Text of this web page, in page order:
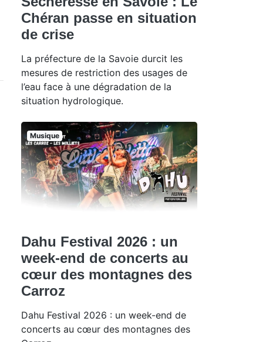
Chéran passe en situation
de crise
La préfecture de la Savoie durcit les
mesures de restriction des usages de
l’eau face à une dégradation de la
situation hydrologique.
Musique
Dahu Festival 2026 : un
week-end de concerts au
cœur des montagnes des
Carroz
Dahu Festival 2026 : un week-end de
concerts au cœur des montagnes des